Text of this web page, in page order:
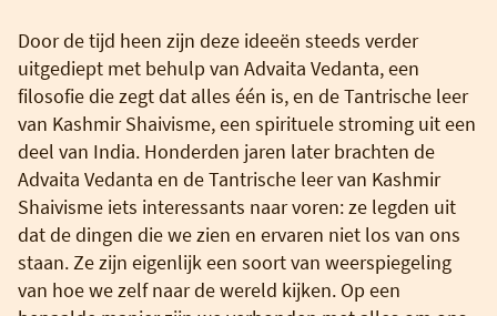
Door de tijd heen zijn deze ideeën steeds verder
uitgediept met behulp van Advaita Vedanta, een
filosofie die zegt dat alles één is, en de Tantrische leer
van Kashmir Shaivisme, een spirituele stroming uit een
deel van India. Honderden jaren later brachten de
Advaita Vedanta en de Tantrische leer van Kashmir
Shaivisme iets interessants naar voren: ze legden uit
dat de dingen die we zien en ervaren niet los van ons
staan. Ze zijn eigenlijk een soort van weerspiegeling
van hoe we zelf naar de wereld kijken. Op een